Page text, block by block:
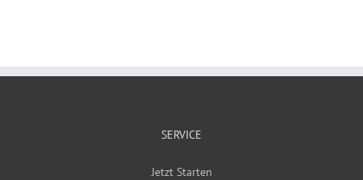
SERVICE
Jetzt Starten